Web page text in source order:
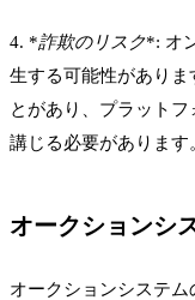
4. *詐欺のリスク*: オ
生する可能性がありま
とがあり、プラット
講じる必要があります
オークションシ
オークションシステ